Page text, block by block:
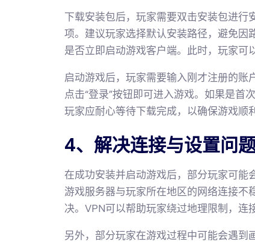
下载安装包后，玩家需要双击安装包进
项。建议玩家选择默认安装路径，避免因
是否立即启动游戏客户端。此时，玩家可
启动游戏后，玩家需要输入刚才注册的账
点击“登录”按钮即可进入游戏。如果是首
玩家应耐心等待下载完成，以确保游戏顺
4、解决连接与设置问
在成功安装并启动游戏后，部分玩家可
游戏服务器与玩家所在地区的网络连接
决。VPN可以帮助玩家绕过地理限制，连
另外，部分玩家在游戏过程中可能会遇